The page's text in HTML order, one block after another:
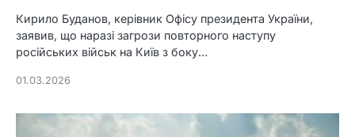
Кирило Буданов, керівник Офісу президента України,
заявив, що наразі загрози повторного наступу
російських військ на Київ з боку…
01.03.2026